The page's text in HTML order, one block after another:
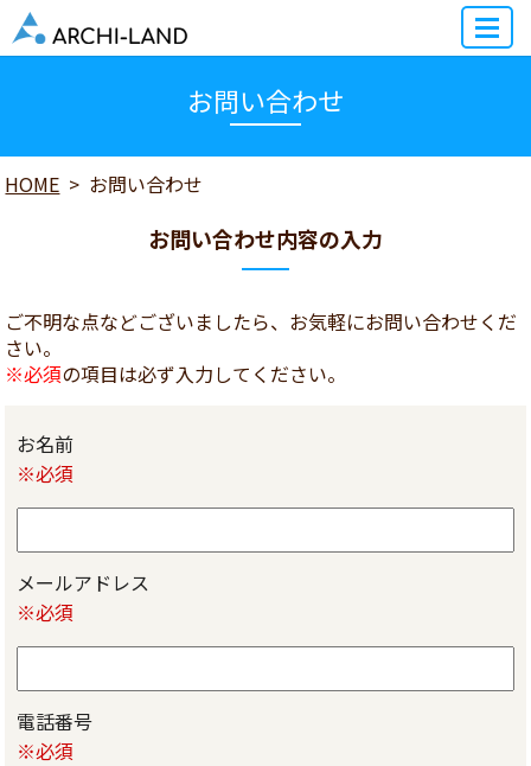
お問い合わせ
HOME お問い合わせ
お問い合わせ内容の入力
ご不明な点などございましたら、お気軽にお問い合わせくだ
さい。
※必須の項目は必ず入力してください。
お名前
※必須
メールアドレス
※必須
電話番号
※必須